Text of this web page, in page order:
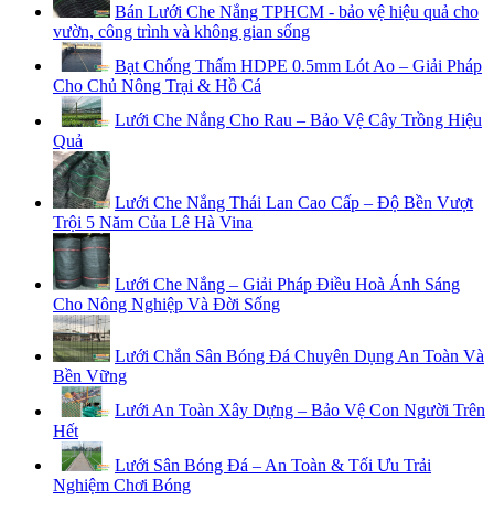
Bán Lưới Che Nắng TPHCM - bảo vệ hiệu quả cho
vườn, công trình và không gian sống
Bạt Chống Thấm HDPE 0.5mm Lót Ao – Giải Pháp
Cho Chủ Nông Trại & Hồ Cá
Lưới Che Nắng Cho Rau – Bảo Vệ Cây Trồng Hiệu
Quả
Lưới Che Nắng Thái Lan Cao Cấp – Độ Bền Vượt
Trội 5 Năm Của Lê Hà Vina
Lưới Che Nắng – Giải Pháp Điều Hoà Ánh Sáng
Cho Nông Nghiệp Và Đời Sống
Lưới Chắn Sân Bóng Đá Chuyên Dụng An Toàn Và
Bền Vững
Lưới An Toàn Xây Dựng – Bảo Vệ Con Người Trên
Hết
Lưới Sân Bóng Đá – An Toàn & Tối Ưu Trải
Nghiệm Chơi Bóng